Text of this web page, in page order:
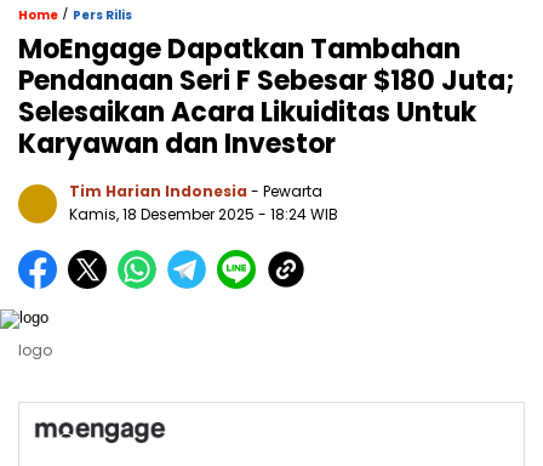
Home / Pers Rilis
MoEngage Dapatkan Tambahan
Pendanaan Seri F Sebesar $180 Juta;
Selesaikan Acara Likuiditas Untuk
Karyawan dan Investor
Tim Harian Indonesia - Pewarta
Kamis, 18 Desember 2025 - 18:24 WIB
logo